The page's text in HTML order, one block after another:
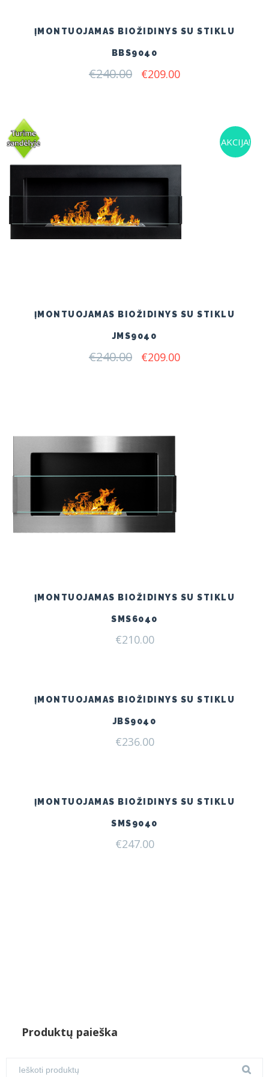
ĮMONTUOJAMAS BIOŽIDINYS SU STIKLU
BBS9040
€240.00 Original
€209.00Current
AKCIJA!
ĮMONTUOJAMAS BIOŽIDINYS SU STIKLU
JMS9040
€240.00 Original
€209.00Current
ĮMONTUOJAMAS BIOŽIDINYS SU STIKLU
SMS6040
€210.00
ĮMONTUOJAMAS BIOŽIDINYS SU STIKLU
JBS9040
€236.00
ĮMONTUOJAMAS BIOŽIDINYS SU STIKLU
SMS9040
€247.00
Produktų paieška